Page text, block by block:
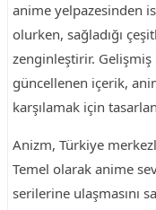
anime yelpazesinden
olurken, sağladığı
zenginleştirir. Gelişmiş
güncellenen içerik,
karşılamak için
Anizm, Türkiye
Temel olarak anime
serilerine ulaşmasını